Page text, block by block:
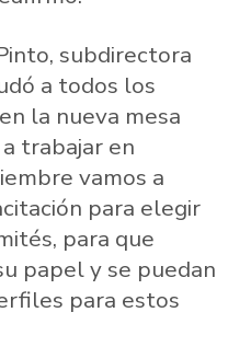
subdirectora
a todos los
la nueva mesa
trabajar en
vamos a
para elegir
para que
papel y se puedan
para estos